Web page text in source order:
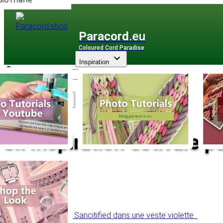
Paracord .eu
Coloured Cord Paradise
Assortiment
Inspiration
3x Inspiration estivale
Retour à l'aperçu
Table des matières
1. Luna's Wide Sancitified dans une veste violette